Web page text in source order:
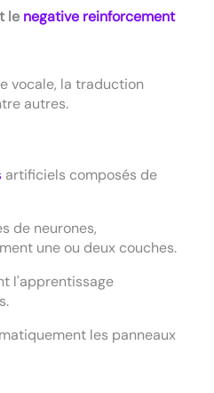
le negative reinforcement
vocale, la traduction
autres.
artificiels composés de
de neurones,
une ou deux couches.
l'apprentissage
les panneaux